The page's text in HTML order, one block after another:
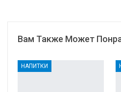
Вам Также Может
НАПИТКИ